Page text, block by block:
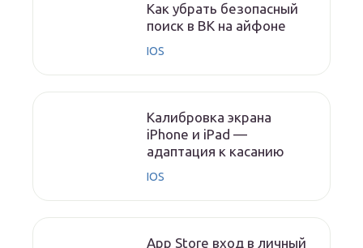
Как убрать безопасный
поиск в ВК на айфоне
IOS
Калибровка экрана
iPhone и iPad —
адаптация к касанию
IOS
App Store вход в личный